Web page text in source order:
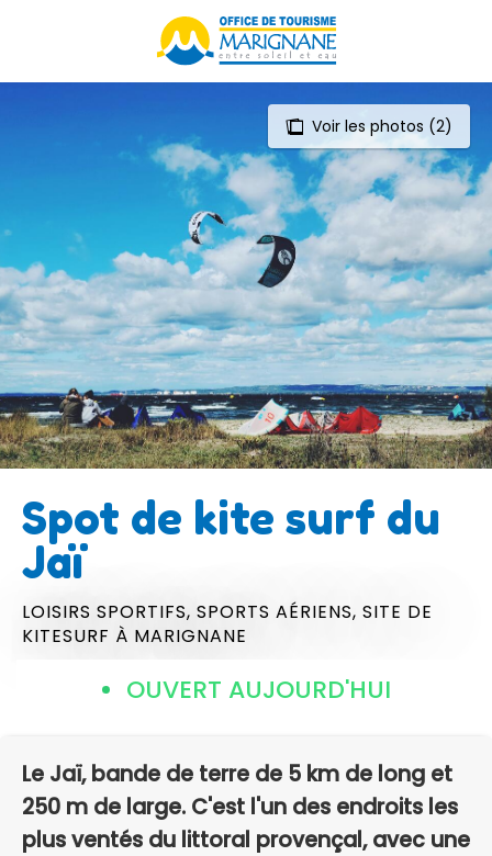
Voir les photos (2)
Spot de kite surf du
Jaï
LOISIRS SPORTIFS, SPORTS AÉRIENS, SITE DE
KITESURF À MARIGNANE
OUVERT AUJOURD'HUI
Le Jaï, bande de terre de 5 km de long et
250 m de large. C'est l'un des endroits les
plus ventés du littoral provençal, avec une